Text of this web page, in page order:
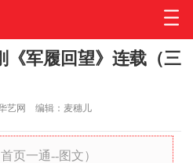
《军履回望》连载（三
艺网 编辑：麦穗儿
页一通--图文）